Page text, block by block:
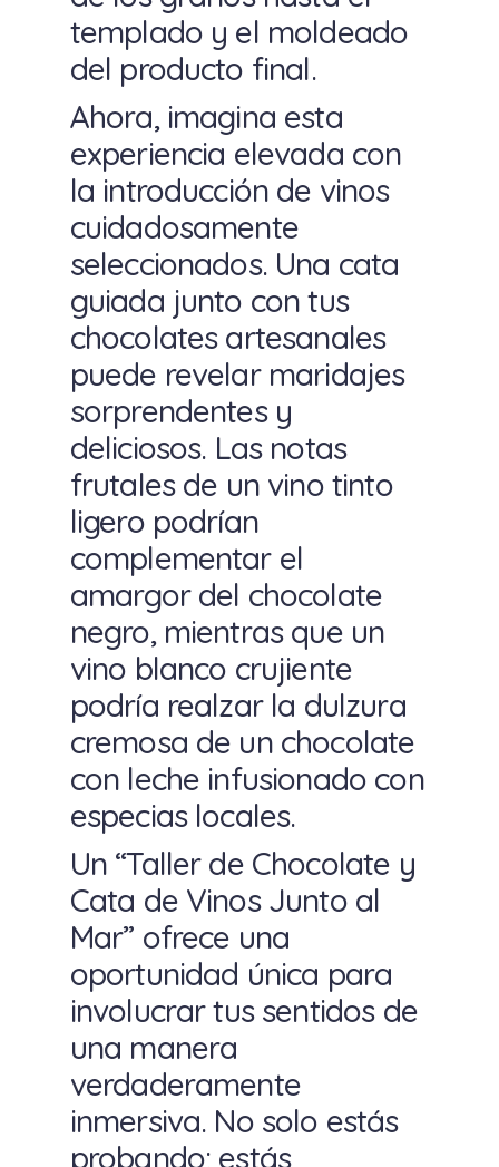
templado y el moldeado
del producto final.
Ahora, imagina esta
experiencia elevada con
la introducción de vinos
cuidadosamente
seleccionados. Una cata
guiada junto con tus
chocolates artesanales
puede revelar maridajes
sorprendentes y
deliciosos. Las notas
frutales de un vino tinto
ligero podrían
complementar el
amargor del chocolate
negro, mientras que un
vino blanco crujiente
podría realzar la dulzura
cremosa de un chocolate
con leche infusionado con
especias locales.
Un “Taller de Chocolate y
Cata de Vinos Junto al
Mar” ofrece una
oportunidad única para
involucrar tus sentidos de
una manera
verdaderamente
inmersiva. No solo estás
probando; estás